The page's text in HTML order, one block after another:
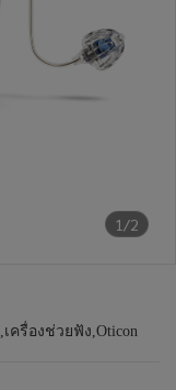
1/2
,เครื่องช่วยฟัง,Oticon